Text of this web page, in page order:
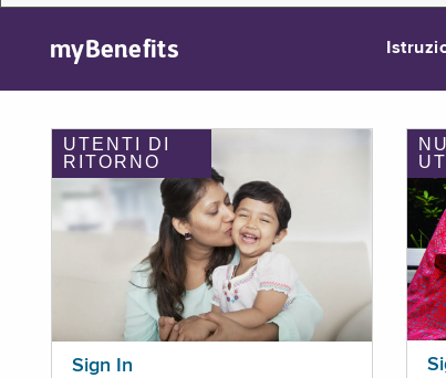
myBenefits
UTENTI DI
RITORNO
Sign In